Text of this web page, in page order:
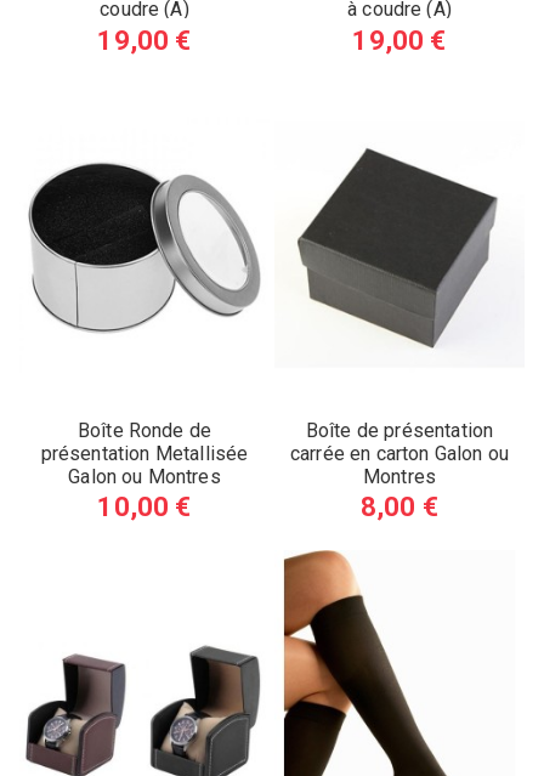
coudre (A)
19,00 €
à coudre (A)
19,00 €
Boîte Ronde de
présentation Metallisée
Galon ou Montres
10,00 €
Boîte de présentation
carrée en carton Galon ou
Montres
8,00 €